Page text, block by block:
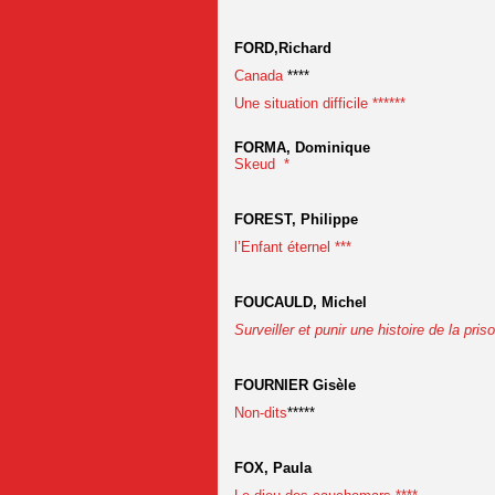
FORD,Richard
Canada****
Une situation difficile ******
FORMA, Dominique
Skeud *
FOREST, Philippe
l’Enfant éternel ***
FOUCAULD, Michel
Surveiller et punir une histoire de la
FOURNIER Gisèle
Non-dits*****
FOX, Paula